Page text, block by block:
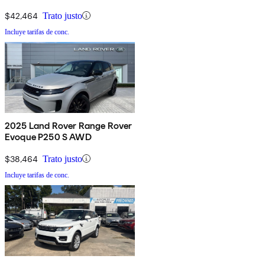
$42,464 Trato justo
Incluye tarifas de conc.
2025 Land Rover Range Rover
Evoque P250 S AWD
$38,464 Trato justo
Incluye tarifas de conc.